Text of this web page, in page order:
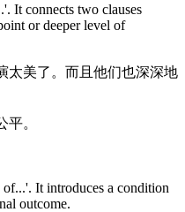
It connects two clauses
or deeper level of
太美了。而且他们也深深地
。
of...'. It introduces a condition
outcome.